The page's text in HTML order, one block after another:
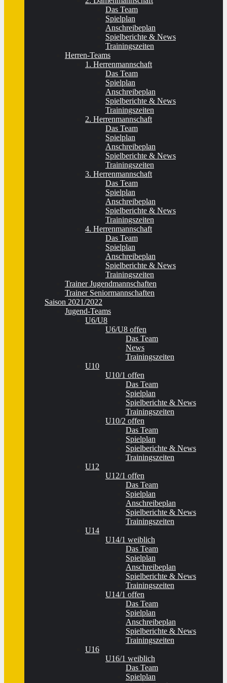
Das Team
Spielplan
Anschreibeplan
Spielberichte & News
Trainingszeiten
Herren-Teams
1. Herrenmannschaft
Das Team
Spielplan
Anschreibeplan
Spielberichte & News
Trainingszeiten
2. Herrenmannschaft
Das Team
Spielplan
Anschreibeplan
Spielberichte & News
Trainingszeiten
3. Herrenmannschaft
Das Team
Spielplan
Anschreibeplan
Spielberichte & News
Trainingszeiten
4. Herrenmannschaft
Das Team
Spielplan
Anschreibeplan
Spielberichte & News
Trainingszeiten
Trainer Jugendmannschaften
Trainer Seniormannschaften
Saison 2021/2022
Jugend-Teams
U6/U8
U6/U8 offen
Das Team
News
Trainingszeiten
U10
U10/1 offen
Das Team
Spielplan
Spielberichte & News
Trainingszeiten
U10/2 offen
Das Team
Spielplan
Spielberichte & News
Trainingszeiten
U12
U12/1 offen
Das Team
Spielplan
Anschreibeplan
Spielberichte & News
Trainingszeiten
U14
U14/1 weiblich
Das Team
Spielplan
Anschreibeplan
Spielberichte & News
Trainingszeiten
U14/1 offen
Das Team
Spielplan
Anschreibeplan
Spielberichte & News
Trainingszeiten
U16
U16/1 weiblich
Das Team
Spielplan